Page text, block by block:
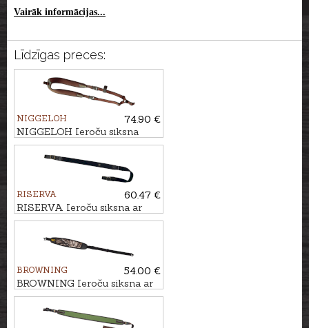
Vairāk informācijas...
Līdzīgas preces:
NIGGELOH
74.90 €
NIGGELOH Ieroču siksna
TITAN II CORDURA
RISERVA
60.47 €
RISERVA Ieroču siksna ar
oglekļa šķiedras rakstu
BROWNING
54.00 €
BROWNING Ieroču siksna ar
āķiem BIG GAME